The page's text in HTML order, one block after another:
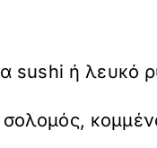
sushi ή λευκό